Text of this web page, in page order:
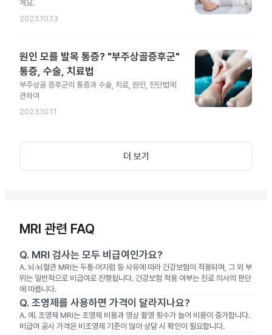
게요.
2023.10.13
원인 모를 발목 통증? "부주상골증후군"
통증, 수술, 치료법
부주상골 증후군의 통증과 수술, 치료, 원인, 진단법에
관하여
2023.10.11
더 보기
MRI 관련 FAQ
Q. MRI 검사는 모두 비급여인가요?
A. 뇌·뇌혈관 MRI는 두통·어지럼 등 사유에 따라 건강보험이 적용되며, 그 외 부
위는 일반적으로 비급여로 진행됩니다. 건강보험 적용 여부는 진료 의사의 판단
에 따릅니다.
Q. 조영제를 사용하면 가격이 달라지나요?
A. 예. 조영제 MRI는 조영제 비용과 영상 촬영 횟수가 늘어 비용이 증가합니다.
비급여 공시 가격은 비조영제 기준이 많아 상담 시 확인이 필요합니다.